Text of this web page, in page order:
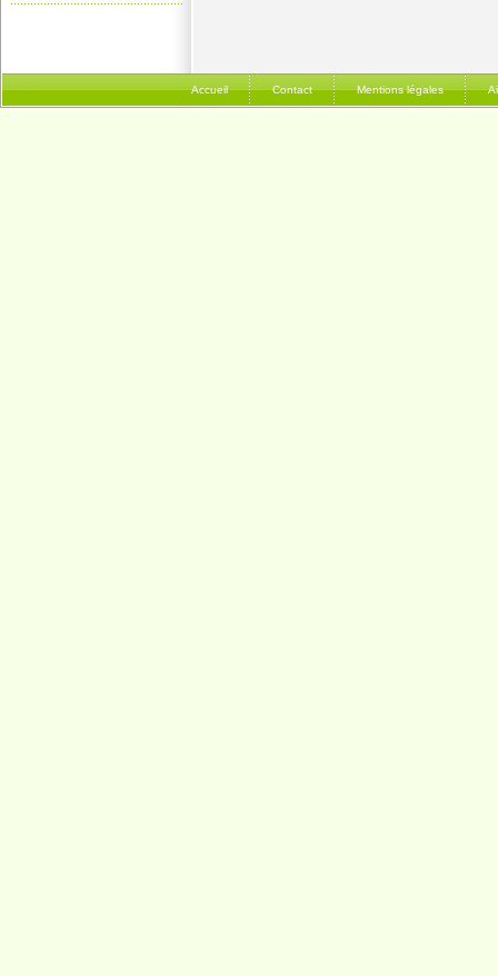
Accueil Contact Mentions légales